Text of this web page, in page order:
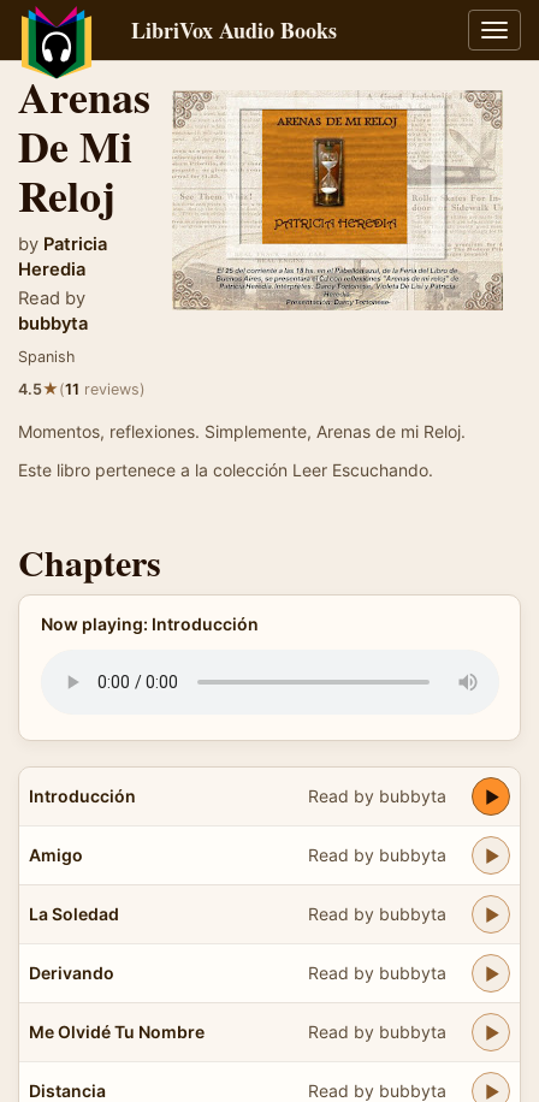
LibriVox Audio Books
Arenas
De Mi
Reloj
by Patricia
Heredia
Read by
bubbyta
Spanish
4.5★(11 reviews)
Momentos, reflexiones. Simplemente, Arenas de mi Reloj.
Este libro pertenece a la colección Leer Escuchando.
Chapters
Now playing: Introducción
Introducción Read by bubbyta
Amigo Read by bubbyta
La Soledad Read by bubbyta
Derivando Read by bubbyta
Me Olvidé Tu Nombre Read by bubbyta
Distancia Read by bubbyta